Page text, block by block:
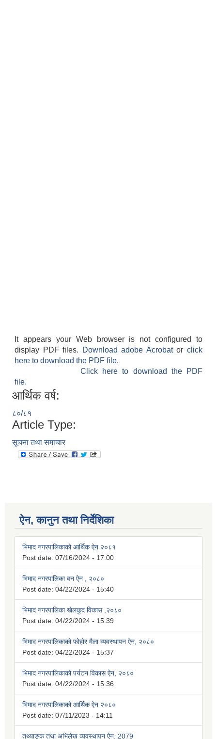
It appears your Web browser is not configured to
display PDF files.
Download adobe Acrobatorclick
here to download the PDF file.
Click here to download the PDF
file.
आर्थिक वर्ष:
८०/८१
Article Type:
सूचना तथा समाचार
ऐन, कानुन तथा निर्देशिका
भिमाद नगरपालिकाको आर्थिक ऐन २०८१
Post date: 07/16/2024 - 17:00
भिमाद नगरपालिका वन ऐन , २०८०
Post date: 04/22/2024 - 15:40
भिमाद नगरपालिका खेलकुद विकास ,२०८०
Post date: 04/22/2024 - 15:39
भिमाद नगरपालिकाको फोहोर मैला व्यवस्थापन ऐन, २०८०
Post date: 04/22/2024 - 15:37
भिमाद नगरपालिकाको पर्यटन विकास ऐन, २०८०
Post date: 04/22/2024 - 15:36
भिमाद नगरपालिकाको आर्थिक ऐन २०८०
Post date: 07/11/2023 - 14:11
तथ्याङ्क तथा अभिलेख व्यवस्थापन ऐन, 2079